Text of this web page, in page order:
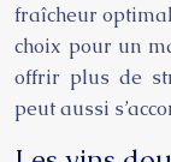
fraîcheur
choix pour un
offrir plus de
peut aussi